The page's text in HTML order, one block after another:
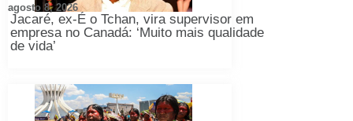
Jacaré, ex-É o Tchan, vira supervisor em
empresa no Canadá: ‘Muito mais qualidade
de vida’
agosto 8, 2026